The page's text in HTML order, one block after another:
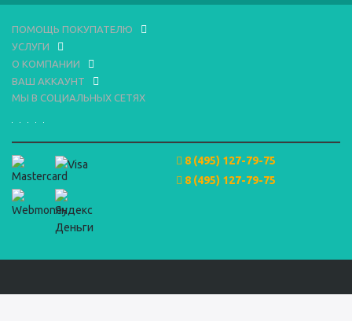
ПОМОЩЬ ПОКУПАТЕЛЮ
УСЛУГИ
О КОМПАНИИ
ВАШ АККАУНТ
МЫ В СОЦИАЛЬНЫХ СЕТЯХ
8 (495) 127-79-75
8 (495) 127-79-75